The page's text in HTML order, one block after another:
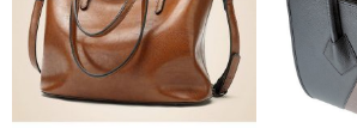
Varianten
auf.
Die
Optionen
können
Varianten
auf.
Die
Optionen